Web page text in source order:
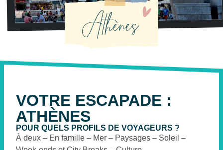
Athènes
VOTRE ESCAPADE :
ATHÈNES
POUR QUELS PROFILS DE VOYAGEURS ?
À deux – En famille – Mer – Paysages – Soleil –